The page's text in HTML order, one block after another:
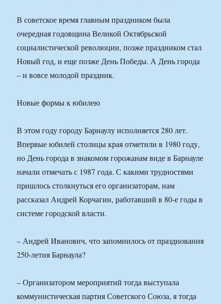
В советское время главным праздником была
очередная годовщина Великой Октябрьской
социалистической революции, позже праздником стал
Новый год, и еще позже День Победы. А День города
– и вовсе молодой праздник.
Новые формы к юбилею
В этом году городу Барнаулу исполняется 280 лет.
Впервые юбилей столицы края отметили в 1980 году,
но День города в знакомом горожанам виде в Барнауле
начали отмечать с 1987 года. С какими трудностями
пришлось столкнуться его организаторам, нам
рассказал Андрей Корчагин, работавший в 80-е годы в
системе городской власти.
– Андрей Иванович, что запомнилось от празднования
250-летия Барнаула?
– Организатором мероприятий тогда выступала
коммунистическая партия Советского Союза, я тогда